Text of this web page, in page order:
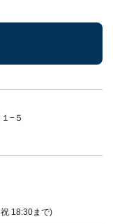
−５
18:30まで)